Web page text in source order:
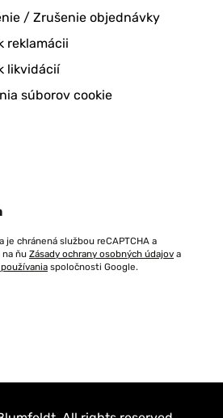
/ Zrušenie objednávky
reklamácii
likvidácií
súborov cookie
je chránená službou reCAPTCHA a
na ňu Zásady ochrany osobných údajov a
spoločnosti Google.